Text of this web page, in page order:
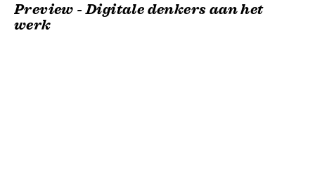
Preview - Digitale denkers aan het
werk